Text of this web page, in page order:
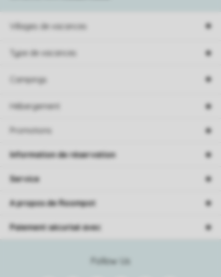
Villages de vacances
Type de vacances
Campings
Hébergement
Promotions
Follow Us
Information de réservation
Service
A propos de Roompot
Paiement sécurisé avec